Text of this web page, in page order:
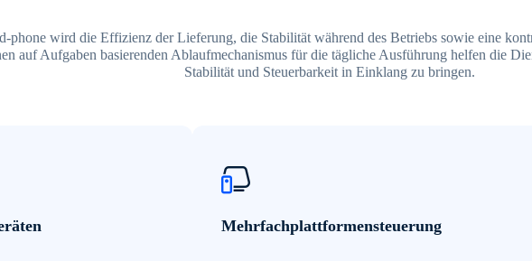
phone wird die Effizienz der Lieferung, die Stabilität während des Betriebs sowie eine
auf Aufgaben basierenden Ablaufmechanismus für die tägliche Ausführung helfen die
Stabilität und Steuerbarkeit in Einklang zu bringen.
Mehrfachplattformensteuerung